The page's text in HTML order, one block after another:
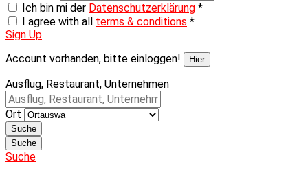
Ich bin mi der Datenschutzerklärung *
I agree with all terms & conditions *
Sign Up
Account vorhanden, bitte einloggen!
Hier
Ausflug, Restaurant, Unternehmen
Ort
Suche
Suche
Suche